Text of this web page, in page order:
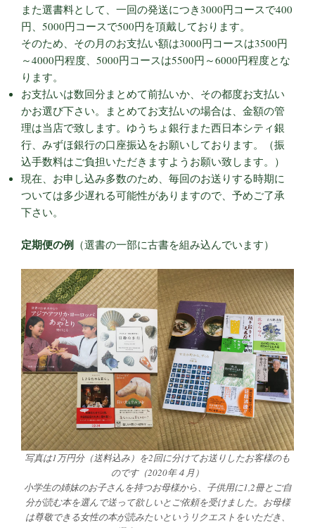
また選書料として、一回の発送につき3000円コースで400
円、5000円コースで500円を頂戴しております。
そのため、その月のお支払い額は3000円コースは3500円
～4000円程度、5000円コースは5500円～6000円程度とな
ります。
お支払いは数回分まとめて前払いか、その都度お支払い
かお選び下さい。まとめてお支払いの場合は、金額の管
理は当店で致します。ゆうちょ銀行また西日本シティ銀
行、みずほ銀行の口座振込をお願いしております。（振
込手数料はご負担いただきますようお願い致します。）
現在、お申し込み多数のため、毎回のお送りする時期に
ついては多少遅れる可能性がありますので、予めご了承
下さい。
定期便の例 （選書の一部に古書を組み込んでいます）
写真は1万円分（送料込み）を2回に分けてお送りしたお客様のも
のです（2020年４月）
小学生の姉妹のお子さんを持つお母様から、子供用に1,2冊とご自
分が読む本を選んで送って欲しいとご依頼を受けました。お母様
は尊敬できる女性の本が読みたいというリクエストをいただき、